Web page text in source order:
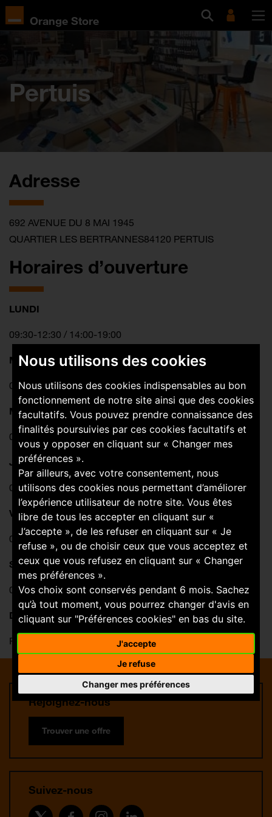
Nous utilisons des cookies
Nous utilisons des cookies indispensables au bon
fonctionnement de notre site ainsi que des cookies
facultatifs. Vous pouvez prendre connaissance des
finalités poursuivies par ces cookies facultatifs et
vous y opposer en cliquant sur « Changer mes
préférences ».
Par ailleurs, avec votre consentement, nous
utilisons des cookies nous permettant d’améliorer
l’expérience utilisateur de notre site. Vous êtes
libre de tous les accepter en cliquant sur «
J’accepte », de les refuser en cliquant sur « Je
refuse », ou de choisir ceux que vous acceptez et
ceux que vous refusez en cliquant sur « Changer
mes préférences ».
Vos choix sont conservés pendant 6 mois. Sachez
qu’à tout moment, vous pourrez changer d'avis en
cliquant sur "Préférences cookies" en bas du site.
J'accepte
Je refuse
Changer mes préférences
Orange Store
Pertuis
Adresse
692 AVENUE DU 8 MAI 1945
QUARTIER LES BERTRANNES84120 PERTUIS
Horaires d’ouverture
LUNDI
09:30-12:30 / 14:00-19:00
MARDI
09:30-12:30 / 14:00-19:00
MERCREDI
09:30-12:30 / 14:00-19:00
JEUDI
09:30-12:30 / 14:00-19:00
VENDREDI
09:30-12:30 / 14:00-19:00
SAMEDI
09:30-12:30 / 14:00-19:00
DIMANCHE
Fermé
Rejoignez-nous
Trouver une offre
Suivez-nous